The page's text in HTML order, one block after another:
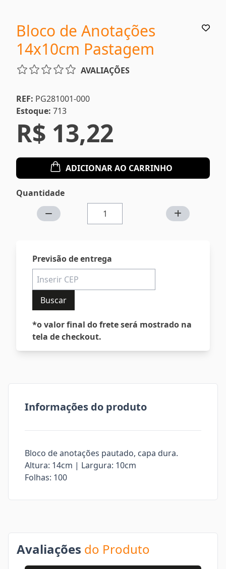
Bloco de Anotações
14x10cm Pastagem
AVALIAÇÕES
REF: PG281001-000
Estoque: 713
R$ 13,22
ADICIONAR AO CARRINHO
Quantidade
Previsão de entrega
Buscar
*o valor final do frete será mostrado na
tela de checkout.
Informações do produto
Bloco de anotações pautado, capa dura.
Altura: 14cm | Largura: 10cm
Folhas: 100
Avaliações do Produto